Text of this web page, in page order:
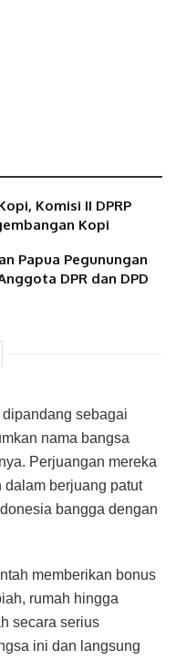
Komisi II DPRP
Kopi
Papua Pegunungan
DPR dan DPD
sebagai
nama bangsa
Perjuangan mereka
berjuang patut
bangga dengan
memberikan bonus
rumah hingga
secara serius
ini dan langsung